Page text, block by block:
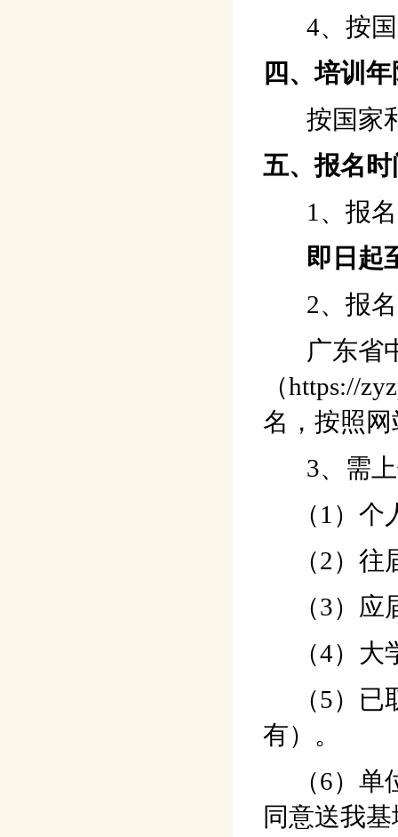
4、按国
四、培训年
按国家和
五、报名
1、报名
即日起
2、报名
广东省中
（https://
名，按照
3、需上
（1）个
（2）往
（3）应
（4）大
（5）已
有）。
（6）单
同意送我